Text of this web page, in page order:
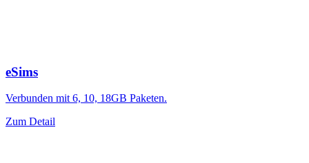
eSims
Verbunden mit 6, 10, 18GB Paketen.
Zum Detail